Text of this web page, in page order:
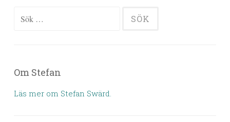
Sök efter:
Om Stefan
Läs mer om Stefan Swärd.